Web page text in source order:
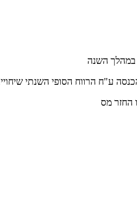
במהלך השנה
ע"ח הרווח הסופי השנתי
החזר מס